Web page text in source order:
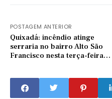
POSTAGEM ANTERIOR
Quixadá: incêndio atinge
serraria no bairro Alto São
Francisco nesta terça-feira